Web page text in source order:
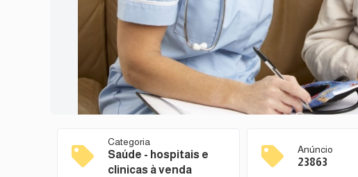
Categoria
Saúde - hospitais e
clinicas à venda
Anúncio
23863